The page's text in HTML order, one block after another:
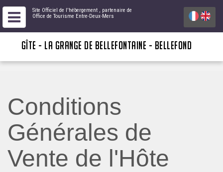
Site Officiel de l'hébergement , partenaire de
Office de Tourisme Entre-Deux-Mers
GÎTE - LA GRANGE DE BELLEFONTAINE - BELLEFOND
Conditions
Générales de
Vente de l'Hôte